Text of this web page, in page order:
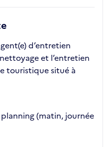
d’entretien
et l’entretien
touristique situé à
(matin, journée